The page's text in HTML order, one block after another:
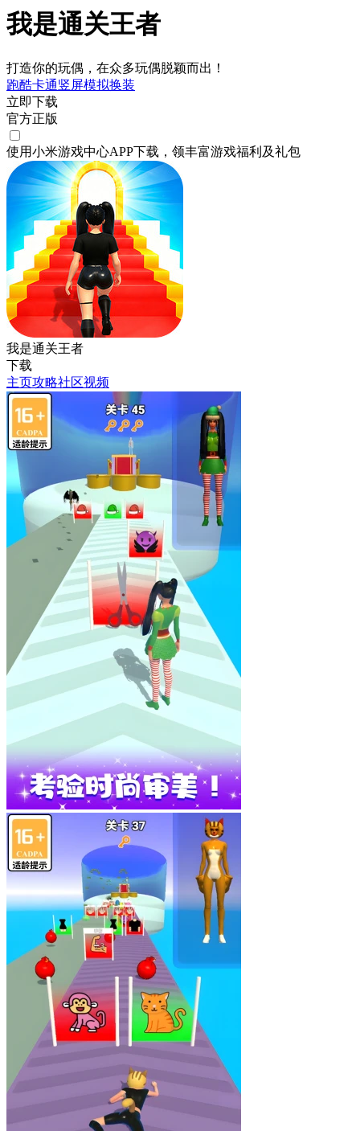
我是通关王者
打造你的玩偶，在众多玩偶脱颖而出！
跑酷卡通竖屏模拟换装
立即下载
官方正版
使用小米游戏中心APP下载 ，领丰富游戏福利 及礼包
我是通关王者
下载
主页攻略社区视频